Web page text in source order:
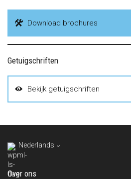
Download brochures
Getuigschriften
Bekijk getuigschriften
Nederlands
Over ons